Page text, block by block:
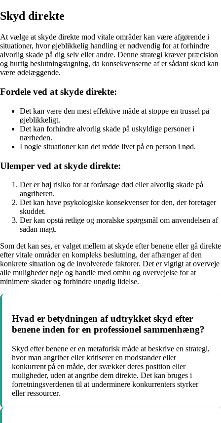
Skyd direkte
At vælge at skyde direkte mod vitale områder kan være afgørende i
situationer, hvor øjeblikkelig handling er nødvendig for at forhindre
alvorlig skade på dig selv eller andre. Denne strategi kræver præcision
og hurtig beslutningstagning, da konsekvenserne af et sådant skud kan
være ødelæggende.
Fordele ved at skyde direkte:
Det kan være den mest effektive måde at stoppe en trussel på
øjeblikkeligt.
Det kan forhindre alvorlig skade på uskyldige personer i
nærheden.
I nogle situationer kan det redde livet på en person i nød.
Ulemper ved at skyde direkte:
Der er høj risiko for at forårsage død eller alvorlig skade på
angriberen.
Det kan have psykologiske konsekvenser for den, der foretager
skuddet.
Der kan opstå retlige og moralske spørgsmål om anvendelsen af
sådan magt.
Som det kan ses, er valget mellem at skyde efter benene eller gå direkte
efter vitale områder en kompleks beslutning, der afhænger af den
konkrete situation og de involverede faktorer. Det er vigtigt at overveje
alle muligheder nøje og handle med omhu og overvejelse for at
minimere skader og forhindre unødig lidelse.
Hvad er betydningen af udtrykket skyd efter
benene inden for en professionel sammenhæng?
Skyd efter benene er en metaforisk måde at beskrive en strategi,
hvor man angriber eller kritiserer en modstander eller
konkurrent på en måde, der svækker deres position eller
muligheder, uden at angribe dem direkte. Det kan bruges i
forretningsverdenen til at underminere konkurrenters styrker
eller ressourcer.